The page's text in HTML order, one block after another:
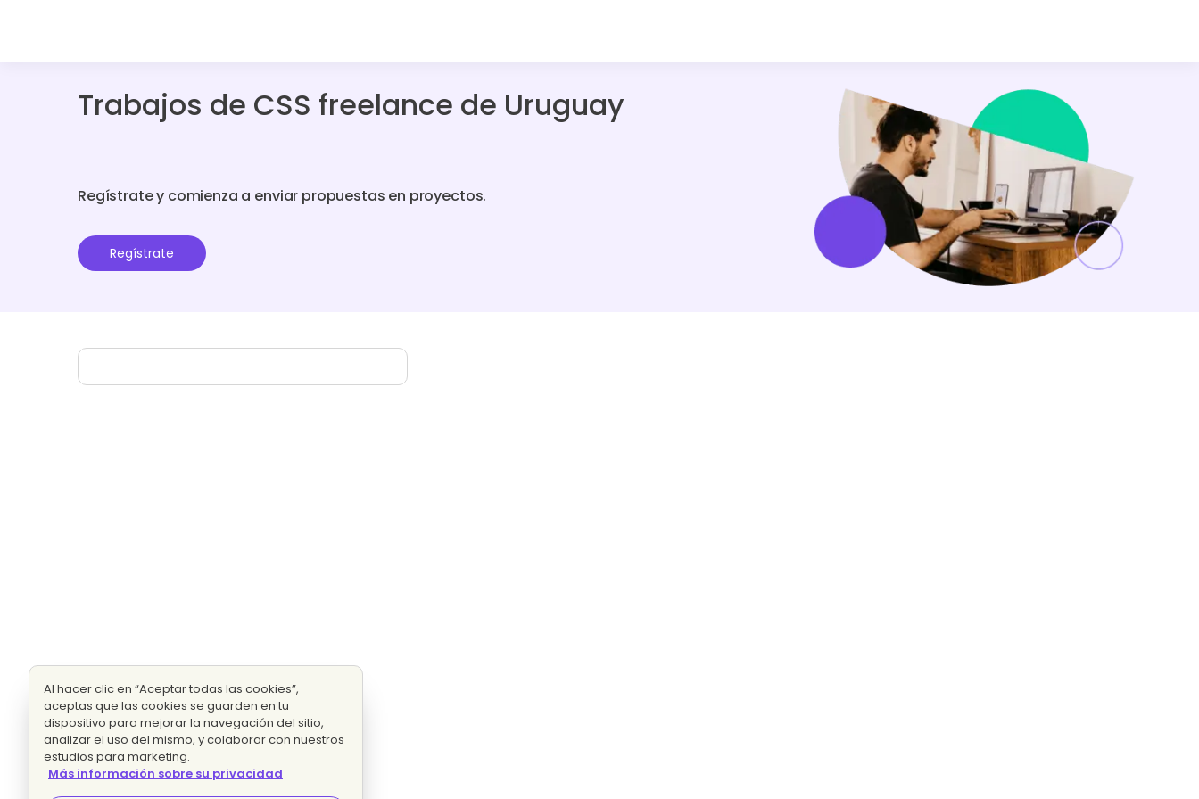
Trabajos de CSS freelance de Uruguay
Regístrate y comienza a enviar propuestas en proyectos.
Regístrate
Al hacer clic en “Aceptar todas las cookies”,
aceptas que las cookies se guarden en tu
dispositivo para mejorar la navegación del sitio,
analizar el uso del mismo, y colaborar con nuestros
estudios para marketing.
Más información sobre su privacidad